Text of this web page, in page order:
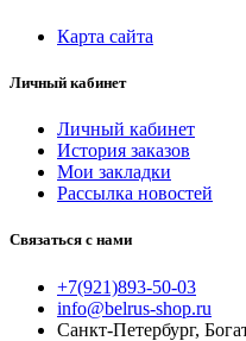
Карта сайта
Личный кабинет
Личный кабинет
История заказов
Мои закладки
Рассылка новостей
Связаться с нами
+7(921)893-50-03
info@belrus-shop.ru
Санкт-Петербург,